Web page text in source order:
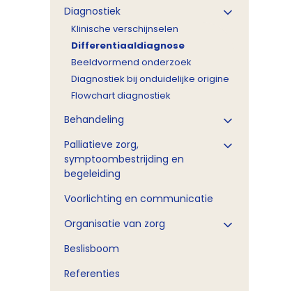
Diagnostiek
Klinische verschijnselen
Differentiaaldiagnose
Beeldvormend onderzoek
Diagnostiek bij onduidelijke origine
Flowchart diagnostiek
Behandeling
Palliatieve zorg,
symptoombestrijding en
begeleiding
Voorlichting en communicatie
Organisatie van zorg
Beslisboom
Referenties